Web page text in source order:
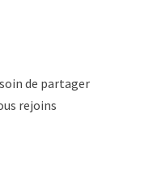
de partager
rejoins